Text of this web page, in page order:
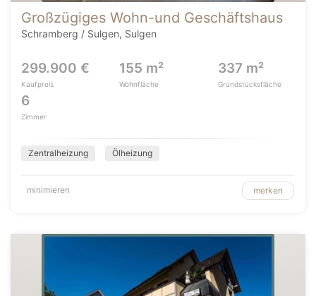
Großzügiges Wohn-und Geschäftshaus
Schramberg / Sulgen, Sulgen
299.900 €
Kaufpreis
155 m²
Wohnfläche
337 m²
Grundstücksfläche
6
Zimmer
Zentralheizung Ölheizung
minimieren merken